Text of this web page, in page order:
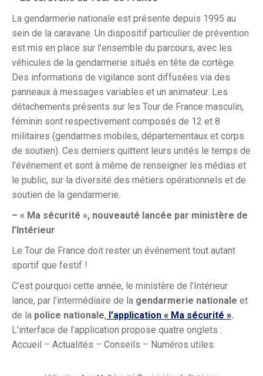
La gendarmerie nationale est présente depuis 1995 au
sein de la caravane. Un dispositif particulier de prévention
est mis en place sur l’ensemble du parcours, avec les
véhicules de la gendarmerie situés en tête de cortège.
Des informations de vigilance sont diffusées via des
panneaux à messages variables et un animateur. Les
détachements présents sur les Tour de France masculin,
féminin sont respectivement composés de 12 et 8
militaires (gendarmes mobiles, départementaux et corps
de soutien). Ces derniers quittent leurs unités le temps de
l’événement et sont à même de renseigner les médias et
le public, sur la diversité des métiers opérationnels et de
soutien de la gendarmerie.
– « Ma sécurité », nouveauté lancée par ministère de
l’Intérieur
Le Tour de France doit rester un événement tout autant
sportif que festif !
C’est pourquoi cette année, le ministère de l’Intérieur
lance, par l’intermédiaire de la gendarmerie nationale et
de la police nationale, l’application « Ma sécurité ».
L’interface de l’application propose quatre onglets :
Accueil – Actualités – Conseils – Numéros utiles.